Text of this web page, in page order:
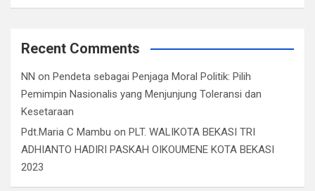
Recent Comments
NN on Pendeta sebagai Penjaga Moral Politik: Pilih
Pemimpin Nasionalis yang Menjunjung Toleransi dan
Kesetaraan
Pdt.Maria C Mambu on PLT. WALIKOTA BEKASI TRI
ADHIANTO HADIRI PASKAH OIKOUMENE KOTA BEKASI
2023